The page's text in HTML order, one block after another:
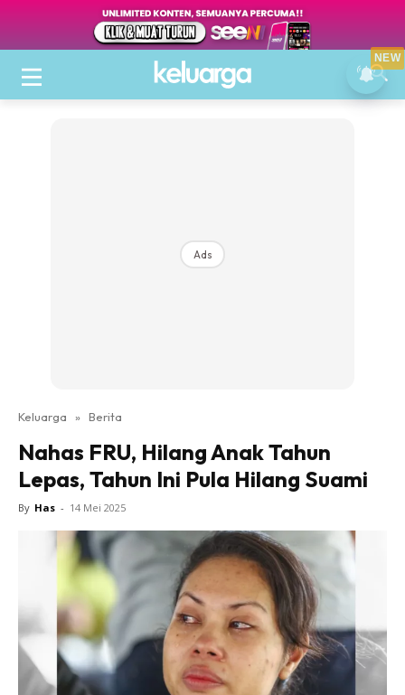
Ads
Keluarga » Berita
Nahas FRU, Hilang Anak Tahun
Lepas, Tahun Ini Pula Hilang Suami
By Has - 14 Mei 2025
NEW